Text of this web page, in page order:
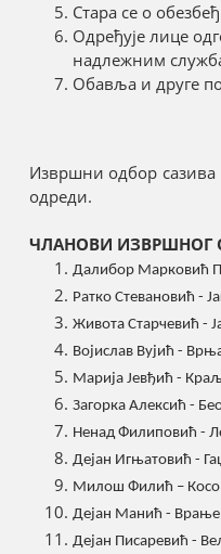
Стара се о
Одређује лице
надлежним
Обавља и друге
Извршни одбор
одреди.
ЧЛАНОВИ ИЗВРШНОГ
Далибор Марковић
Ратко Стевановић -
Живота Старчевић -
Војислав Вујић -
Марија Јевђић -
Загорка Алексић -
Ненад Филиповић -
Дејан Игњатовић -
Милош Филић –
Дејан Манић - Врање
Дејан Писаревић -